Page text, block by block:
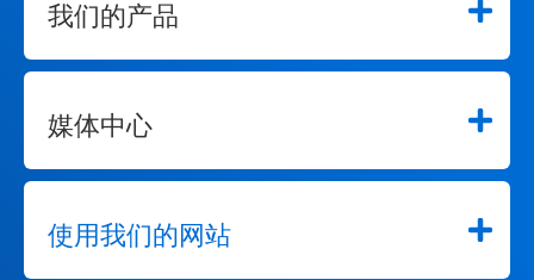
我们的产品
媒体中心
使用我们的网站